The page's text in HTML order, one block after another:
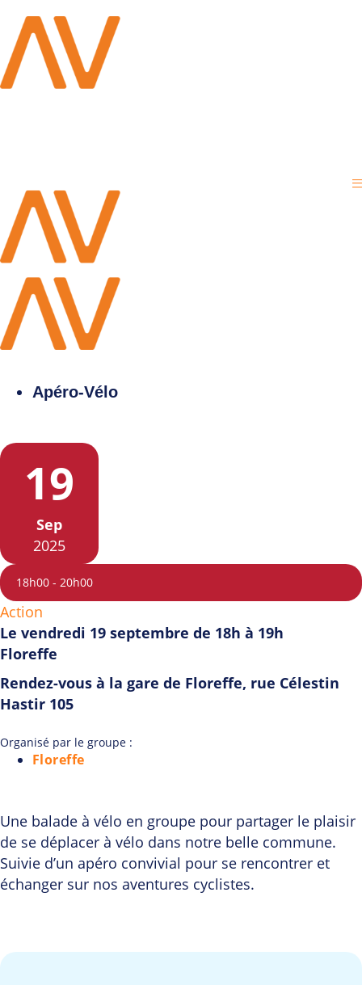
Apéro-Vélo
19
Sep
2025
18h00 - 20h00
Action
Le vendredi 19 septembre de 18h à 19h
Floreffe
Rendez-vous à la gare de Floreffe, rue Célestin
Hastir 105
Organisé par le groupe :
Floreffe
Une balade à vélo en groupe pour partager le plaisir
de se déplacer à vélo dans notre belle commune.
Suivie d’un apéro convivial pour se rencontrer et
échanger sur nos aventures cyclistes.